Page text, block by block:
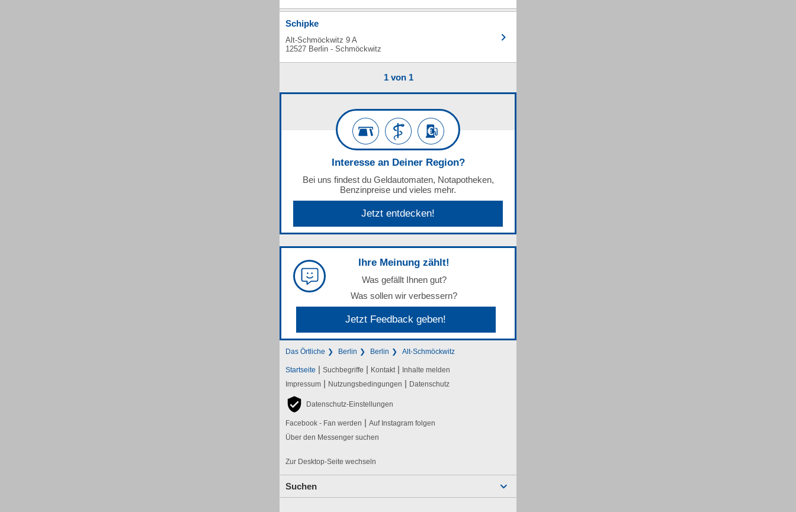
Schipke
Alt-Schmöckwitz 9 A
12527 Berlin - Schmöckwitz
1 von 1
Interesse an Deiner Region?
Bei uns findest du Geldautomaten, Notapotheken,
Benzinpreise und vieles mehr.
Jetzt entdecken!
Ihre Meinung zählt!
Was gefällt Ihnen gut?
Was sollen wir verbessern?
Jetzt Feedback geben!
Das Örtliche Berlin Berlin Alt-Schmöckwitz
Startseite | Suchbegriffe | Kontakt | Inhalte melden
Impressum | Nutzungsbedingungen | Datenschutz
Datenschutz-Einstellungen
Facebook - Fan werden | Auf Instagram folgen
Über den Messenger suchen
Zur Desktop-Seite wechseln
Suchen